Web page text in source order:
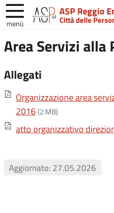
ASP Reggio
Città delle
menù
nel
Area Servizi alla
Allegati
Organizzazione area
2016(2 MB)
atto organizzativo
Aggiornato: 27.05.2026